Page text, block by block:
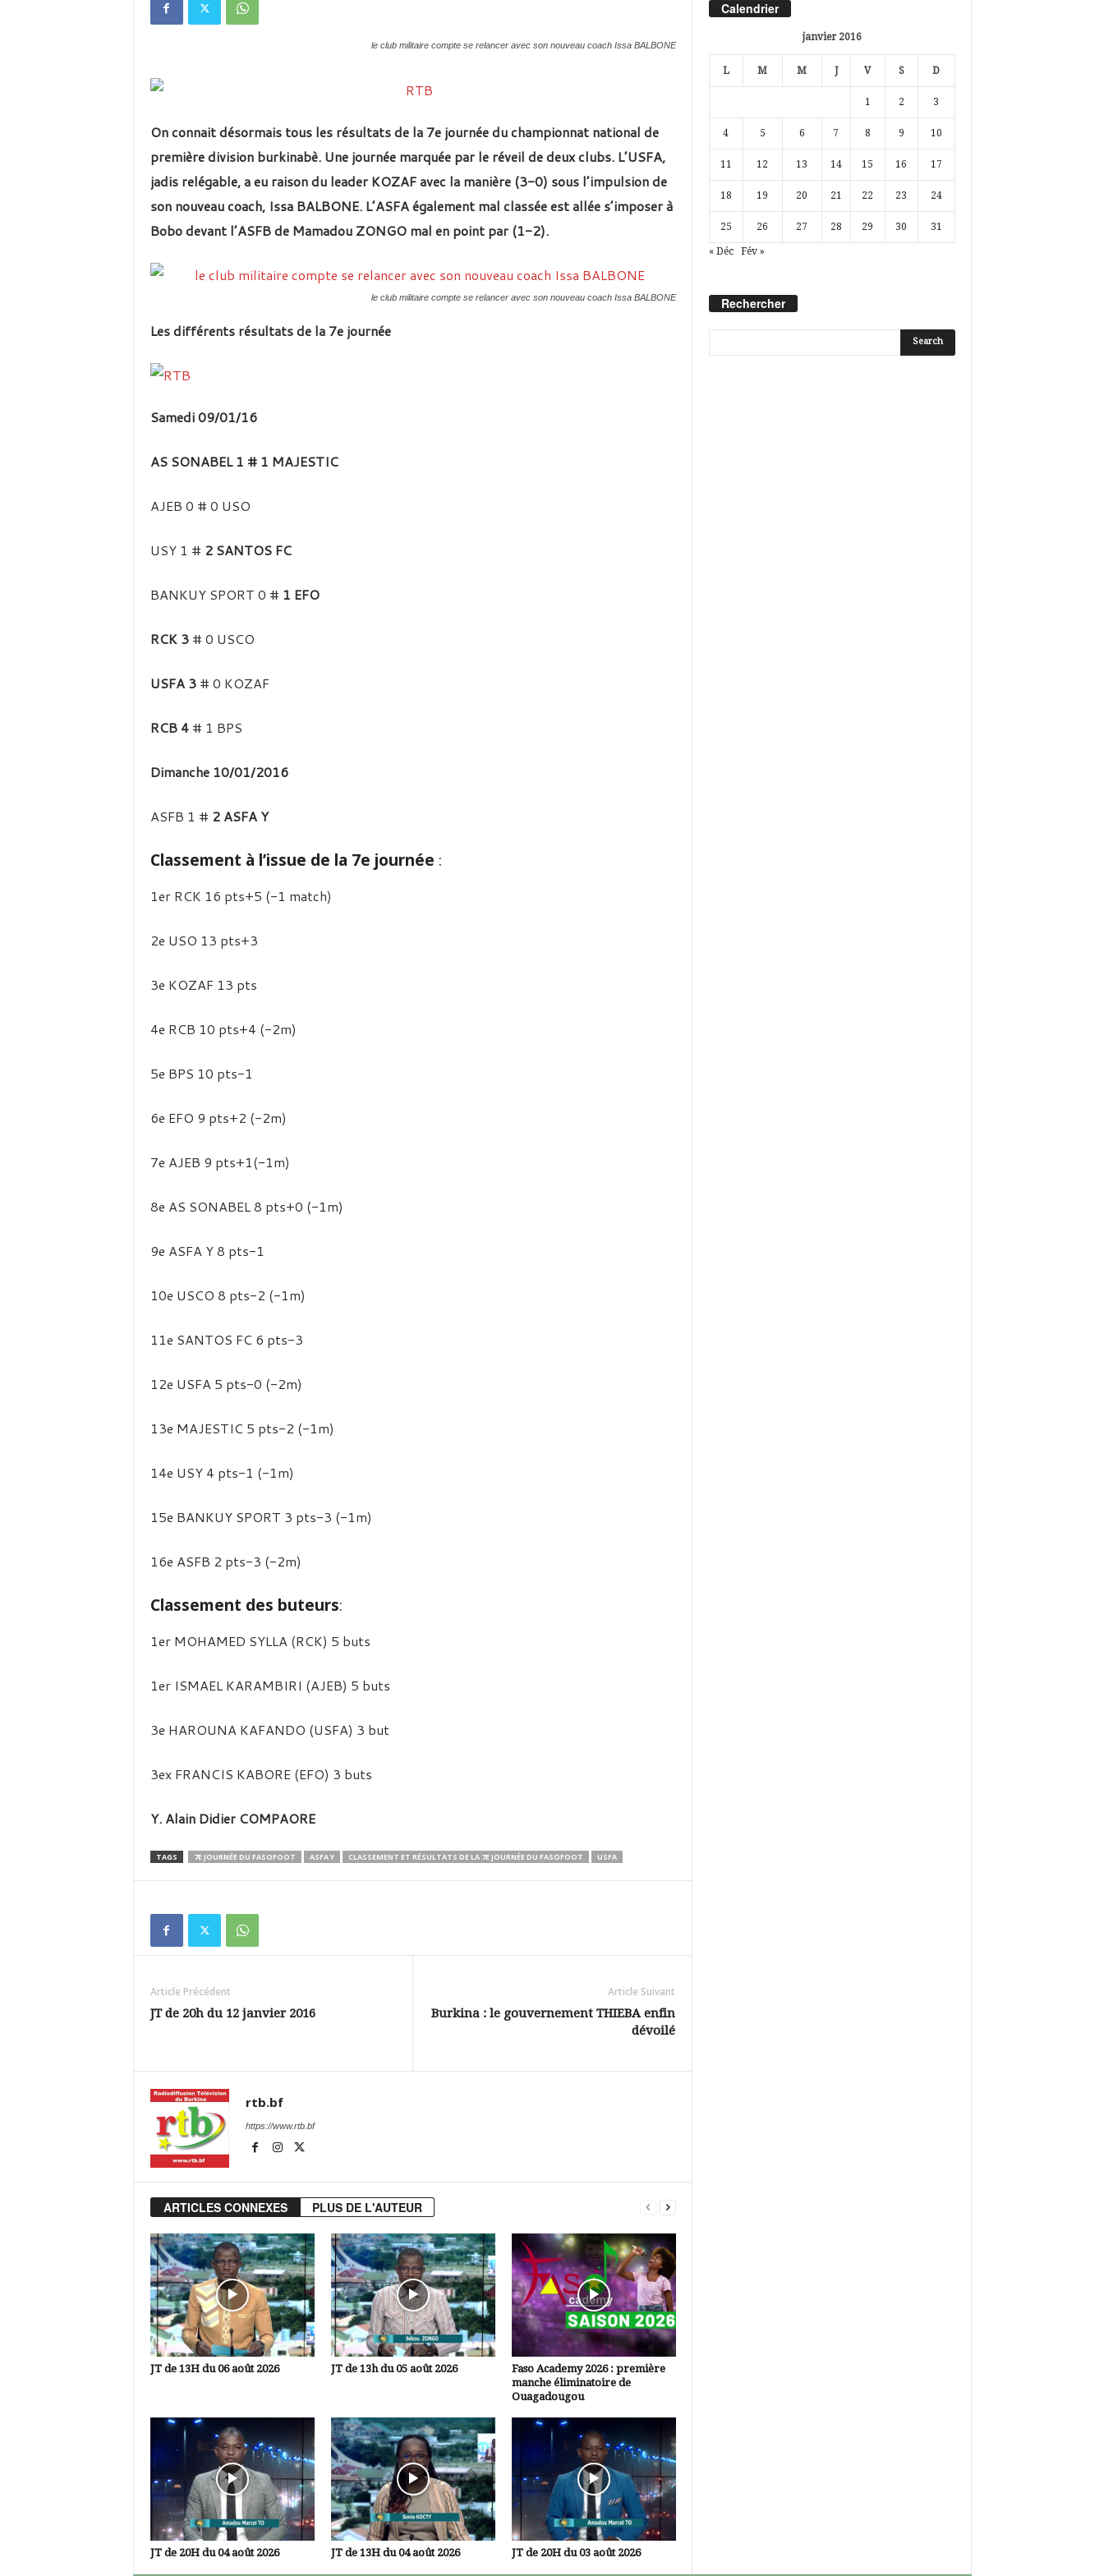
le club militaire compte se relancer avec son nouveau coach Issa BALBONE
On connait désormais tous les résultats de la 7e journée du championnat national de
première division burkinabè. Une journée marquée par le réveil de deux clubs. L’USFA,
jadis relégable, a eu raison du leader KOZAF avec la manière (3-0) sous l’impulsion de
son nouveau coach, Issa BALBONE. L’ASFA également mal classée est allée s’imposer à
Bobo devant l’ASFB de Mamadou ZONGO mal en point par (1-2).
le club militaire compte se relancer avec son nouveau coach Issa BALBONE
Les différents résultats de la 7e journée
Samedi 09/01/16
AS SONABEL 1 # 1 MAJESTIC
AJEB 0 # 0 USO
USY 1 # 2 SANTOS FC
BANKUY SPORT 0 # 1 EFO
RCK 3 # 0 USCO
USFA 3 # 0 KOZAF
RCB 4 # 1 BPS
Dimanche 10/01/2016
ASFB 1 # 2 ASFA Y
Classement à l’issue de la 7e journée :
1er RCK 16 pts+5 (-1 match)
2e USO 13 pts+3
3e KOZAF 13 pts
4e RCB 10 pts+4 (-2m)
5e BPS 10 pts-1
6e EFO 9 pts+2 (-2m)
7e AJEB 9 pts+1(-1m)
8e AS SONABEL 8 pts+0 (-1m)
9e ASFA Y 8 pts-1
10e USCO 8 pts-2 (-1m)
11e SANTOS FC 6 pts-3
12e USFA 5 pts-0 (-2m)
13e MAJESTIC 5 pts-2 (-1m)
14e USY 4 pts-1 (-1m)
15e BANKUY SPORT 3 pts-3 (-1m)
16e ASFB 2 pts-3 (-2m)
Classement des buteurs:
1er MOHAMED SYLLA (RCK) 5 buts
1er ISMAEL KARAMBIRI (AJEB) 5 buts
3e HAROUNA KAFANDO (USFA) 3 but
3ex FRANCIS KABORE (EFO) 3 buts
Y. Alain Didier COMPAORE
TAGS 7E JOURNÉE DU FASOFOOT ASFA Y CLASSEMENT ET RÉSULTATS DE LA 7E JOURNÉE DU FASOFOOT USFA
Article Précédent
JT de 20h du 12 janvier 2016
Article Suivant
Burkina : le gouvernement THIEBA enfin
dévoilé
rtb.bf
https://www.rtb.bf
ARTICLES CONNEXES PLUS DE L'AUTEUR
JT de 13H du 06 août 2026 JT de 13h du 05 août 2026
Faso Academy 2026 : première
manche éliminatoire de
Ouagadougou
JT de 20H du 04 août 2026 JT de 13H du 04 août 2026 JT de 20H du 03 août 2026
Calendrier
janvier 2016
L M M J V S D
1 2 3
4 5 6 7 8 9 10
11 12 13 14 15 16 17
18 19 20 21 22 23 24
25 26 27 28 29 30 31
« Déc Fév »
Rechercher